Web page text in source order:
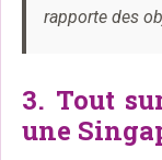
rapporte des
3. Tout
une